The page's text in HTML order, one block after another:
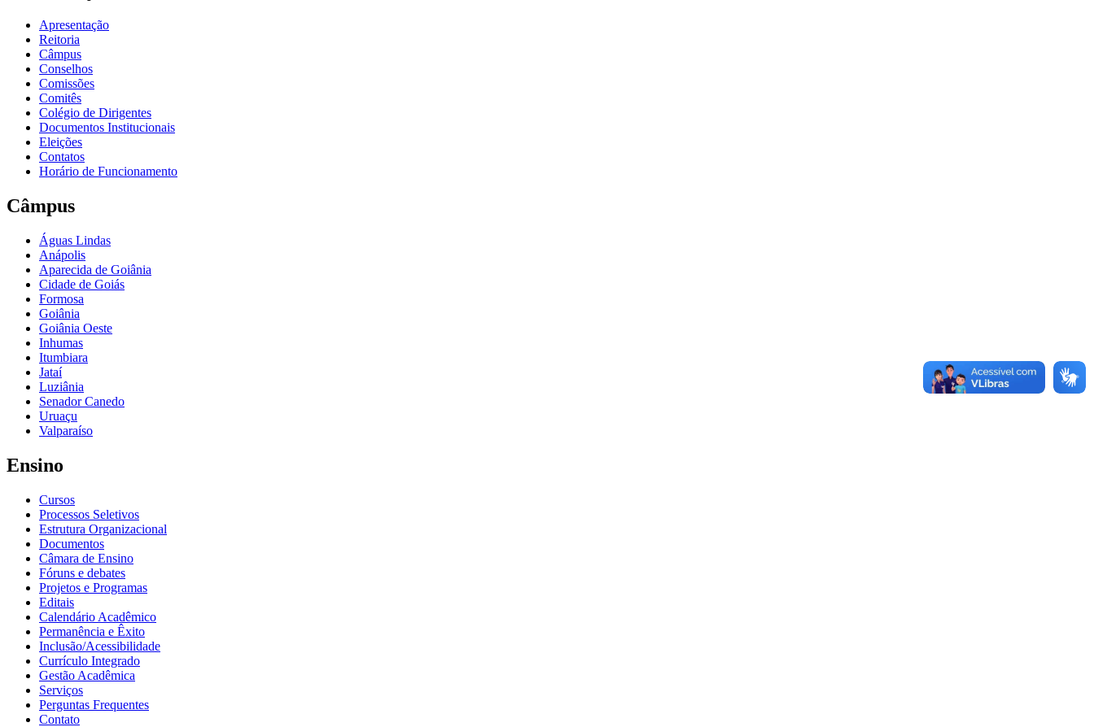
Apresentação
Reitoria
Câmpus
Conselhos
Comissões
Comitês
Colégio de Dirigentes
Documentos Institucionais
Eleições
Contatos
Horário de Funcionamento
Câmpus
Águas Lindas
Anápolis
Aparecida de Goiânia
Cidade de Goiás
Formosa
Goiânia
Goiânia Oeste
Inhumas
Itumbiara
Jataí
Luziânia
Senador Canedo
Uruaçu
Valparaíso
Ensino
Cursos
Processos Seletivos
Estrutura Organizacional
Documentos
Câmara de Ensino
Fóruns e debates
Projetos e Programas
Editais
Calendário Acadêmico
Permanência e Êxito
Inclusão/Acessibilidade
Currículo Integrado
Gestão Acadêmica
Serviços
Perguntas Frequentes
Contato